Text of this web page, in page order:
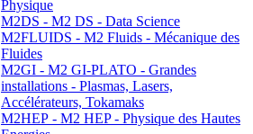
Physique
M2DS - M2 DS - Data Science
M2FLUIDS - M2 Fluids - Mécanique des
Fluides
M2GI - M2 GI-PLATO - Grandes
installations - Plasmas, Lasers,
Accélérateurs, Tokamaks
M2HEP - M2 HEP - Physique des Hautes